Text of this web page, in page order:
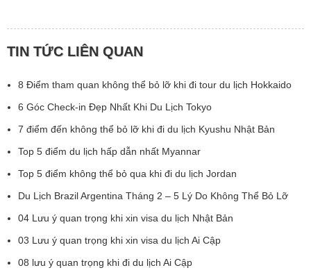
TIN TỨC LIÊN QUAN
8 Điểm tham quan không thể bỏ lỡ khi đi tour du lịch Hokkaido
6 Góc Check-in Đẹp Nhất Khi Du Lịch Tokyo
7 điểm đến không thể bỏ lỡ khi đi du lịch Kyushu Nhật Bản
Top 5 điểm du lịch hấp dẫn nhất Myannar
Top 5 điểm không thể bỏ qua khi đi du lịch Jordan
Du Lịch Brazil Argentina Tháng 2 – 5 Lý Do Không Thể Bỏ Lỡ
04 Lưu ý quan trọng khi xin visa du lịch Nhật Bản
03 Lưu ý quan trọng khi xin visa du lịch Ai Cập
08 lưu ý quan trọng khi đi du lịch Ai Cập